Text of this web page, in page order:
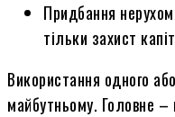
Придбання
тільки захист
Використання одного
майбутньому. Головне –